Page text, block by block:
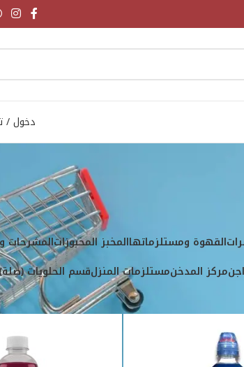
دخول /
القهوة ومستلزماتهاالمخبز المخبوزاتالمشرحات و
مركز المدخنمستلزمات المنزلقسم الحلويات